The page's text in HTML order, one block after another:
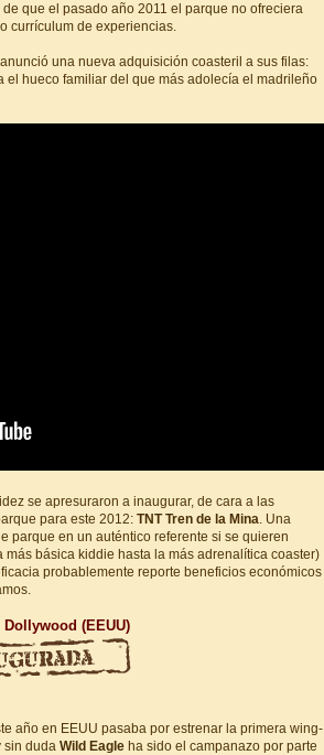
que el pasado año 2011 el parque no ofreciera
currículum de experiencias.
una nueva adquisición coasteril a sus filas:
el hueco familiar del que más adolecía el madrileño
se apresuraron a inaugurar, de cara a las
para este 2012: TNT Tren de la Mina. Una
parque en un auténtico referente si se quieren
básica kiddie hasta la más adrenalítica coaster)
probablemente reporte beneficios económicos
(EEUU)
año en EEUU pasaba por estrenar la primera wing-
sin duda Wild Eagle ha sido el campanazo por parte